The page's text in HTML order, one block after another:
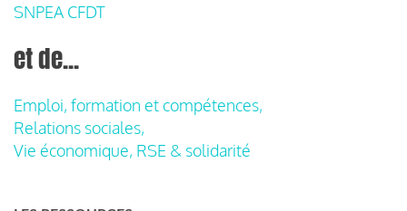
SNPEA CFDT
et de...
Emploi, formation et compétences,
Relations sociales,
Vie économique, RSE & solidarité